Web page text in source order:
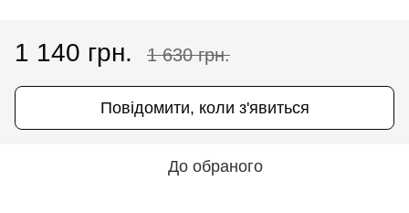
1 140 грн. 1 630 грн.
Повідомити, коли з'явиться
До обраного